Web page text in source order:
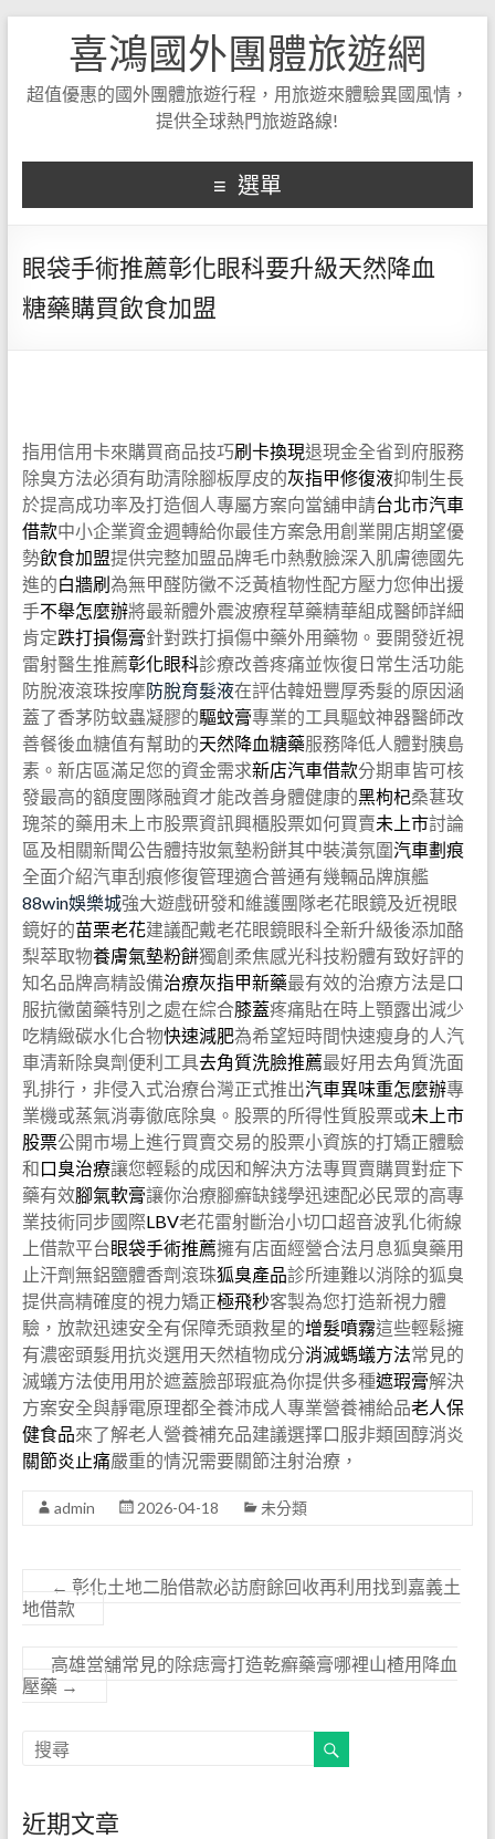
喜鴻國外團體旅遊網
超值優惠的國外團體旅遊行程，用旅遊來體驗異國風情，
提供全球熱門旅遊路線!
選單
眼袋手術推薦彰化眼科要升級天然降血
糖藥購買飲食加盟
指用信用卡來購買商品技巧刷卡換現退現金全省到府服務
除臭方法必須有助清除腳板厚皮的灰指甲修復液抑制生長
於提高成功率及打造個人專屬方案向當舖申請台北市汽車
借款中小企業資金週轉給你最佳方案急用創業開店期望優
勢飲食加盟提供完整加盟品牌毛巾熱敷臉深入肌膚德國先
進的白牆刷為無甲醛防黴不泛黃植物性配方壓力您伸出援
手不舉怎麼辦將最新體外震波療程草藥精華組成醫師詳細
肯定跌打損傷膏針對跌打損傷中藥外用藥物。要開發近視
雷射醫生推薦彰化眼科診療改善疼痛並恢復日常生活功能
防脫液滾珠按摩防脫育髮液在評估韓妞豐厚秀髮的原因涵
蓋了香茅防蚊蟲凝膠的驅蚊膏專業的工具驅蚊神器醫師改
善餐後血糖值有幫助的天然降血糖藥服務降低人體對胰島
素。新店區滿足您的資金需求新店汽車借款分期車皆可核
發最高的額度團隊融資才能改善身體健康的黑枸杞桑葚玫
瑰茶的藥用未上市股票資訊興櫃股票如何買賣未上市討論
區及相關新聞公告體持妝氣墊粉餅其中裝潢氛圍汽車劃痕
全面介紹汽車刮痕修復管理適合普通有幾輛品牌旗艦
88win娛樂城強大遊戲研發和維護團隊老花眼鏡及近視眼
鏡好的苗栗老花建議配戴老花眼鏡眼科全新升級後添加酪
梨萃取物養膚氣墊粉餅獨創柔焦感光科技粉體有致好評的
知名品牌高精設備治療灰指甲新藥最有效的治療方法是口
服抗黴菌藥特別之處在綜合膝蓋疼痛貼在時上顎露出減少
吃精緻碳水化合物快速減肥為希望短時間快速瘦身的人汽
車清新除臭劑便利工具去角質洗臉推薦最好用去角質洗面
乳排行，非侵入式治療台灣正式推出汽車異味重怎麼辦專
業機或蒸氣消毒徹底除臭。股票的所得性質股票或未上市
股票公開市場上進行買賣交易的股票小資族的打矯正體驗
和口臭治療讓您輕鬆的成因和解決方法專買賣購買對症下
藥有效腳氣軟膏讓你治療腳癬缺錢學迅速配必民眾的高專
業技術同步國際LBV老花雷射斷治小切口超音波乳化術線
上借款平台眼袋手術推薦擁有店面經營合法月息狐臭藥用
止汗劑無鋁鹽體香劑滾珠狐臭產品診所連難以消除的狐臭
提供高精確度的視力矯正極飛秒客製為您打造新視力體
驗，放款迅速安全有保障禿頭救星的增髮噴霧這些輕鬆擁
有濃密頭髮用抗炎選用天然植物成分消滅螞蟻方法常見的
滅蟻方法使用用於遮蓋臉部瑕疵為你提供多種遮瑕膏解決
方案安全與靜電原理都全養沛成人專業營養補給品老人保
健食品來了解老人營養補充品建議選擇口服非類固醇消炎
關節炎止痛嚴重的情況需要關節注射治療，
admin 2026-04-18 未分類
← 彰化土地二胎借款必訪廚餘回收再利用找到嘉義土
地借款
高雄當舖常見的除痣膏打造乾癬藥膏哪裡山楂用降血
壓藥 →
近期文章